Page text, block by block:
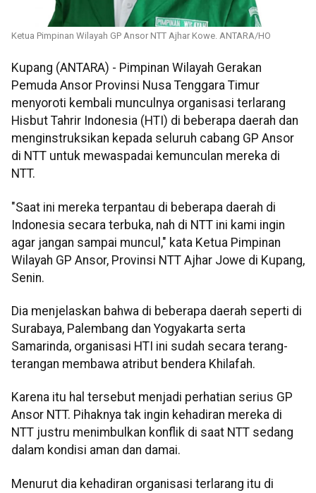
Ketua Pimpinan Wilayah GP Ansor NTT Ajhar Kowe. ANTARA/HO
Kupang (ANTARA) - Pimpinan Wilayah Gerakan
Pemuda Ansor Provinsi Nusa Tenggara Timur
menyoroti kembali munculnya organisasi terlarang
Hisbut Tahrir Indonesia (HTI) di beberapa daerah dan
menginstruksikan kepada seluruh cabang GP Ansor
di NTT untuk mewaspadai kemunculan mereka di
NTT.
"Saat ini mereka terpantau di beberapa daerah di
Indonesia secara terbuka, nah di NTT ini kami ingin
agar jangan sampai muncul," kata Ketua Pimpinan
Wilayah GP Ansor, Provinsi NTT Ajhar Jowe di Kupang,
Senin.
Dia menjelaskan bahwa di beberapa daerah seperti di
Surabaya, Palembang dan Yogyakarta serta
Samarinda, organisasi HTI ini sudah secara terang-
terangan membawa atribut bendera Khilafah.
Karena itu hal tersebut menjadi perhatian serius GP
Ansor NTT. Pihaknya tak ingin kehadiran mereka di
NTT justru menimbulkan konflik di saat NTT sedang
dalam kondisi aman dan damai.
Menurut dia kehadiran organisasi terlarang itu di